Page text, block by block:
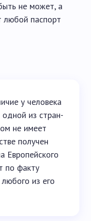
не может, а
любой паспорт
у человека
из стран-
не имеет
получен
Европейского
по факту
из его